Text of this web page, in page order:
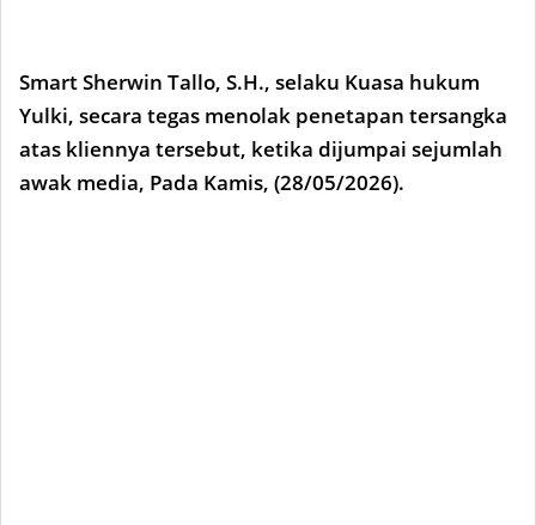
Smart Sherwin Tallo, S.H., selaku Kuasa hukum
Yulki, secara tegas menolak penetapan tersangka
atas kliennya tersebut, ketika dijumpai sejumlah
awak media, Pada Kamis, (28/05/2026).